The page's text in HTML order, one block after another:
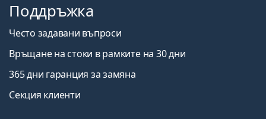
Поддръжка
Често задавани въпроси
Връщане на стоки в рамките на 30 дни
365 дни гаранция за замяна
Секция клиенти